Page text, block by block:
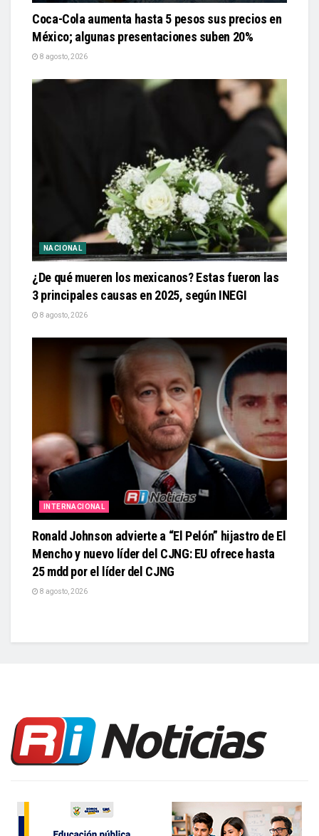
Coca-Cola aumenta hasta 5 pesos sus precios en
México; algunas presentaciones suben 20%
8 agosto, 2026
NACIONAL
¿De qué mueren los mexicanos? Estas fueron las
3 principales causas en 2025, según INEGI
8 agosto, 2026
INTERNACIONAL
Ronald Johnson advierte a “El Pelón” hijastro de El
Mencho y nuevo líder del CJNG: EU ofrece hasta
25 mdd por el líder del CJNG
8 agosto, 2026